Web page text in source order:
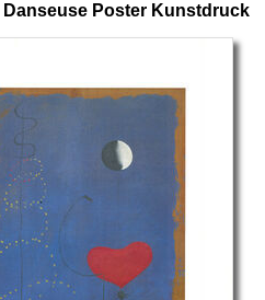
Danseuse Poster Kunstdruck